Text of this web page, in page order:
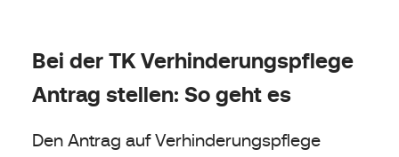
Bei der TK Verhinderungspflege
Antrag stellen: So geht es
Den Antrag auf Verhinderungspflege